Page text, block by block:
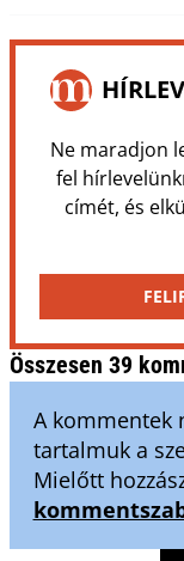
Ne maradjon
fel
címét, és
Összesen 39
A kommentek
tartalmuk a
Mielőtt